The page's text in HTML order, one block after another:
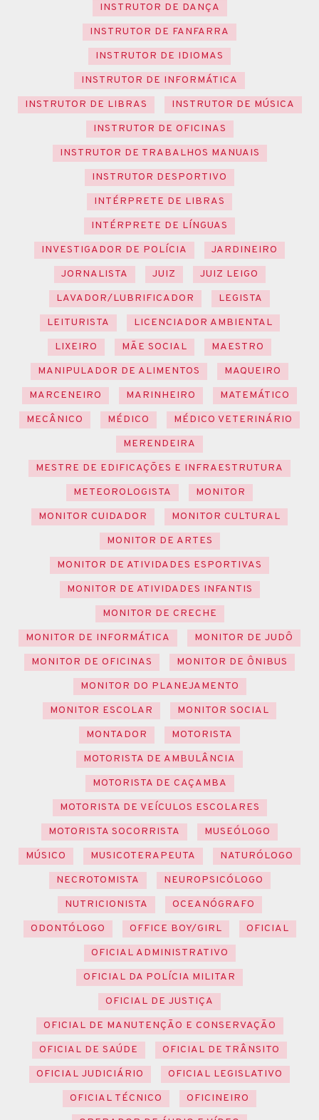
INSTRUTOR DE DANÇA
INSTRUTOR DE FANFARRA
INSTRUTOR DE IDIOMAS
INSTRUTOR DE INFORMÁTICA
INSTRUTOR DE LIBRAS
INSTRUTOR DE MÚSICA
INSTRUTOR DE OFICINAS
INSTRUTOR DE TRABALHOS MANUAIS
INSTRUTOR DESPORTIVO
INTÉRPRETE DE LIBRAS
INTÉRPRETE DE LÍNGUAS
INVESTIGADOR DE POLÍCIA
JARDINEIRO
JORNALISTA
JUIZ
JUIZ LEIGO
LAVADOR/LUBRIFICADOR
LEGISTA
LEITURISTA
LICENCIADOR AMBIENTAL
LIXEIRO
MÃE SOCIAL
MAESTRO
MANIPULADOR DE ALIMENTOS
MAQUEIRO
MARCENEIRO
MARINHEIRO
MATEMÁTICO
MECÂNICO
MÉDICO
MÉDICO VETERINÁRIO
MERENDEIRA
MESTRE DE EDIFICAÇÕES E INFRAESTRUTURA
METEOROLOGISTA
MONITOR
MONITOR CUIDADOR
MONITOR CULTURAL
MONITOR DE ARTES
MONITOR DE ATIVIDADES ESPORTIVAS
MONITOR DE ATIVIDADES INFANTIS
MONITOR DE CRECHE
MONITOR DE INFORMÁTICA
MONITOR DE JUDÔ
MONITOR DE OFICINAS
MONITOR DE ÔNIBUS
MONITOR DO PLANEJAMENTO
MONITOR ESCOLAR
MONITOR SOCIAL
MONTADOR
MOTORISTA
MOTORISTA DE AMBULÂNCIA
MOTORISTA DE CAÇAMBA
MOTORISTA DE VEÍCULOS ESCOLARES
MOTORISTA SOCORRISTA
MUSEÓLOGO
MÚSICO
MUSICOTERAPEUTA
NATURÓLOGO
NECROTOMISTA
NEUROPSICÓLOGO
NUTRICIONISTA
OCEANÓGRAFO
ODONTÓLOGO
OFFICE BOY/GIRL
OFICIAL
OFICIAL ADMINISTRATIVO
OFICIAL DA POLÍCIA MILITAR
OFICIAL DE JUSTIÇA
OFICIAL DE MANUTENÇÃO E CONSERVAÇÃO
OFICIAL DE SAÚDE
OFICIAL DE TRÂNSITO
OFICIAL JUDICIÁRIO
OFICIAL LEGISLATIVO
OFICIAL TÉCNICO
OFICINEIRO